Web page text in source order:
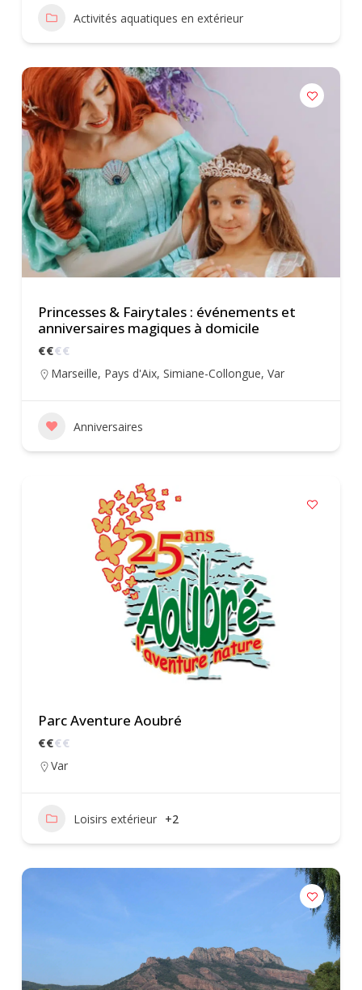
Activités aquatiques en extérieur
Princesses & Fairytales : événements et
anniversaires magiques à domicile
€€€€
Marseille, Pays d'Aix, Simiane-Collongue, Var
Anniversaires
Parc Aventure Aoubré
€€€€
Var
Loisirs extérieur +2